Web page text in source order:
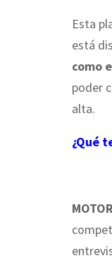
Esta
está
como
poder
alta.
¿Qué